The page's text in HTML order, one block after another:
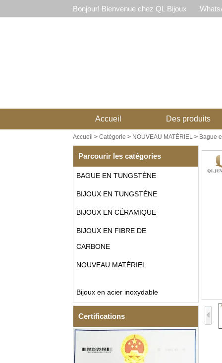
Bonjour! Bienvenue chez QL Bijoux
Accueil Des produits
Accueil > Catégorie > NOUVEAU MATÉRIEL> Bague
Parcourir les catégories
BAGUE EN TUNGSTÈNE
BIJOUX EN TUNGSTÈNE
BIJOUX EN CÉRAMIQUE
BIJOUX EN FIBRE DE
CARBONE
NOUVEAU MATÉRIEL
Bijoux en acier inoxydable
Certifications